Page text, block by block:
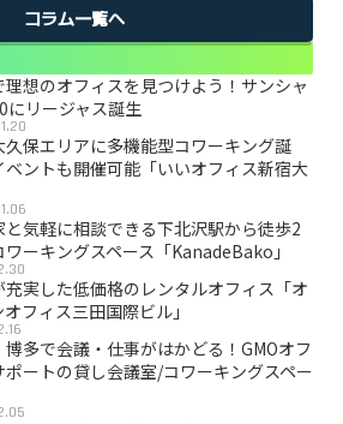
コラム一覧へ
理想のオフィスを見つけよう！サンシャ
にリージャス誕生
久保エリアに多機能型コワーキング誕
ベントも開催可能「いいオフィス新宿大
と気軽に相談できる下北沢駅から徒歩2
ワーキングスペース「KanadeBako」
充実した低価格のレンタルオフィス「オ
フィス三田国際ビル」
博多で会議・仕事がはかどる！GMOオフ
ポートの貸し会議室/コワーキングスペー